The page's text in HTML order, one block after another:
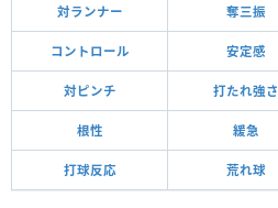
対ランナー 奪三振
コントロール 安定感
対ピンチ 打たれ強さ
根性 緩急
打球反応 荒れ球